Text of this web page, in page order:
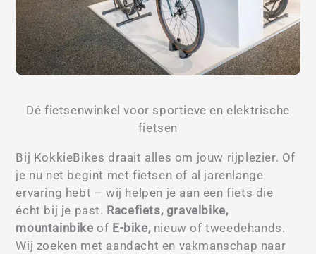
Dé fietsenwinkel voor sportieve en elektrische
fietsen
Bij KokkieBikes draait alles om jouw rijplezier. Of
je nu net begint met fietsen of al jarenlange
ervaring hebt – wij helpen je aan een fiets die
écht bij je past. Racefiets, gravelbike,
mountainbikeof E-bike,nieuw of tweedehands.
Wij zoeken met aandacht en vakmanschap naar